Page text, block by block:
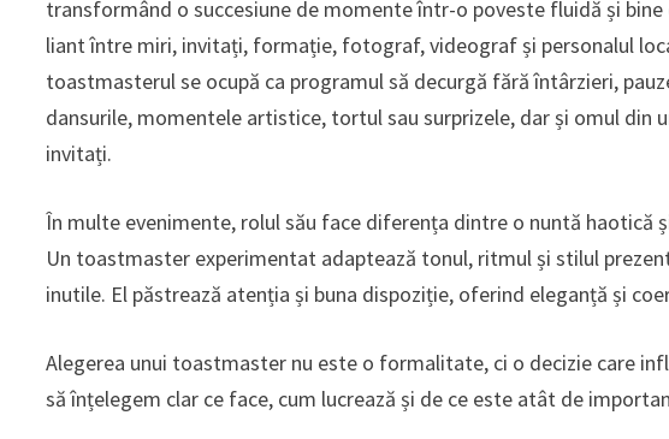
transformând o succesiune de momente într-o poveste fluidă și
liant între miri, invitați, formație, fotograf, videograf și personalul
toastmasterul se ocupă ca programul să decurgă fără întârzieri,
dansurile, momentele artistice, tortul sau surprizele, dar și omul din
invitați.
În multe evenimente, rolul său face diferența dintre o nuntă haotică
Un toastmaster experimentat adaptează tonul, ritmul și stilul
inutile. El păstrează atenția și buna dispoziție, oferind eleganță și
Alegerea unui toastmaster nu este o formalitate, ci o decizie care
să înțelegem clar ce face, cum lucrează și de ce este atât de